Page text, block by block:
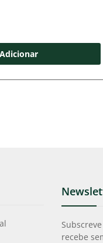
Adicionar
recebe